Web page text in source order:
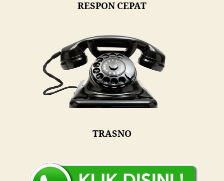
RESPON CEPAT
TRASNO